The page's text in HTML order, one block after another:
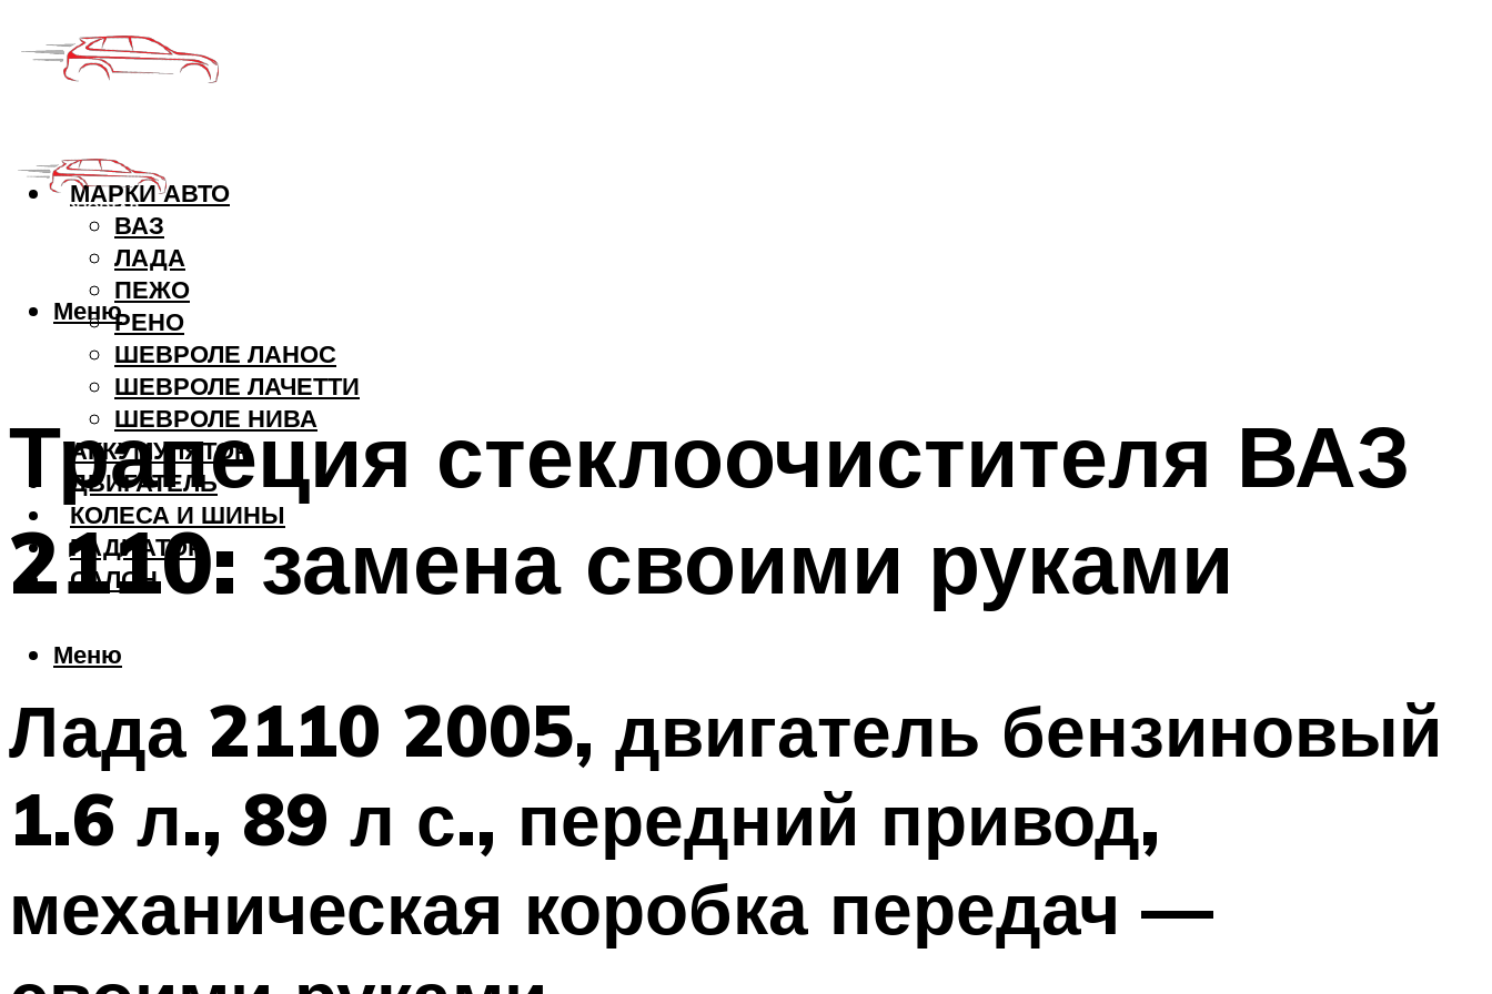
МАРКИ АВТО
ВАЗ
ЛАДА
ПЕЖО
РЕНО
ШЕВРОЛЕ ЛАНОС
ШЕВРОЛЕ ЛАЧЕТТИ
ШЕВРОЛЕ НИВА
АККУМУЛЯТОР
ДВИГАТЕЛЬ
КОЛЕСА И ШИНЫ
РАДИАТОР
САЛОН
Меню
Меню
Трапеция стеклоочистителя ВАЗ
2110: замена своими руками
Лада 2110 2005, двигатель бензиновый
1.6 л., 89 л с., передний привод,
механическая коробка передач —